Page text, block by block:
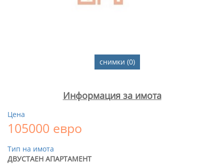
снимки (0)
Информация за имота
Цена
105000 евро
Тип на имота
ДВУСТАЕН АПАРТАМЕНТ